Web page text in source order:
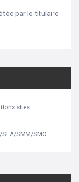
par le titulaire
sites
SEA/SMM/SMO